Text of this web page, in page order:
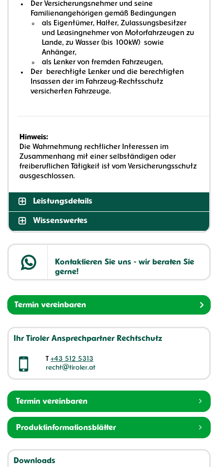
Der Versicherungsnehmer und seine
Familienangehörigen gemäß Bedingungen
als Eigentümer, Halter, Zulassungsbesitzer
und Leasingnehmer von Motorfahrzeugen zu
Lande, zu Wasser (bis 100kW) sowie
Anhänger,
als Lenker von fremden Fahrzeugen,
Der berechtigte Lenker und die berechtigten
Insassen der im Fahrzeug-Rechtsschutz
versicherten Fahrzeuge.
Hinweis:
Die Wahrnehmung rechtlicher Interessen im
Zusammenhang mit einer selbständigen oder
freiberuflichen Tätigkeit ist vom Versicherungsschutz
ausgeschlossen.
Leistungsdetails
Wissenswertes
Kontaktieren Sie uns - wir beraten Sie
gerne!
Termin vereinbaren
Ihr Tiroler Ansprechpartner Rechtschutz
T +43 512 5313
recht@tiroler.at
Termin vereinbaren
Produktinformationsblätter
Downloads